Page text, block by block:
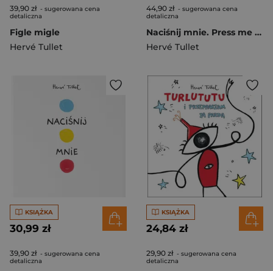
39,90 zł - sugerowana cena
detaliczna
Figle migle
Hervé Tullet
44,90 zł - sugerowana cena
detaliczna
Naciśnij mnie. Press me wyd. polsko-angielskie
Hervé Tullet
KSIĄŻKA
30,99 zł
39,90 zł - sugerowana cena
detaliczna
KSIĄŻKA
24,84 zł
29,90 zł - sugerowana cena
detaliczna